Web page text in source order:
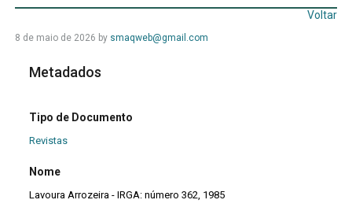
Voltar
8 de maio de 2026 by smaqweb@gmail.com
Metadados
Tipo de Documento
Revistas
Nome
Lavoura Arrozeira - IRGA: número 362, 1985